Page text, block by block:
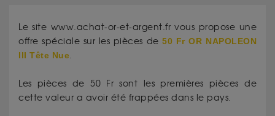
Le site www.achat-or-et-argent.fr vous propose une
offre spéciale sur les pièces de50 Fr OR NAPOLEON
III Tête Nue.
Les pièces de 50 Fr sont les premières pièces de
cette valeur a avoir été frappées dans le pays.